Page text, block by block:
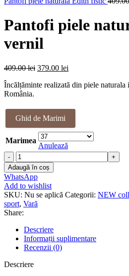
Pantofi piele
vernil
409.00lei Prețul
a
379.00 lei
este:
Încălțăminte realizată din piele
România.
Ghid de Marimi
Marimea
Anulează
Cantitate
Pantofi
piele
naturala
Cybele
vernil
Adaugă în coș
WhatsApp
Add to wishlist
SKU: Nu se aplică Categorii: NEW
sport, Vară
Share:
Descriere
Informații suplimentare
Recenzii (0)
Descriere